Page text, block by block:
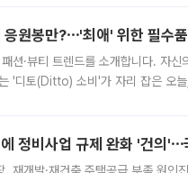
응원봉만?⋯'최애' 위한 필수
션·뷰티 트렌드를 소개합니다. 자
'디토(Ditto) 소비'가 자리 잡은 오
정비사업 규제 완화 '건의